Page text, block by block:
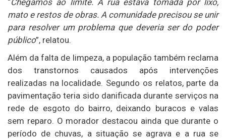
mato e restos de obras. A comunidade precisou se unir
para resolver um problema que deveria ser do poder
público”, relatou.
Além da falta de limpeza, a população também reclama
dos transtornos causados após intervenções
realizadas na localidade. Segundo os relatos, parte da
pavimentação teria sido danificada durante serviços na
rede de esgoto do bairro, deixando buracos e valas
sem reparo. O morador destacou ainda que durante o
período de chuvas, a situação se agrava e a rua se